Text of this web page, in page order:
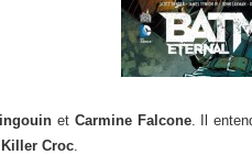
et Carmine Falcone. Il
Killer Croc.